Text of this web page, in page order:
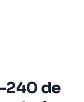
240 de